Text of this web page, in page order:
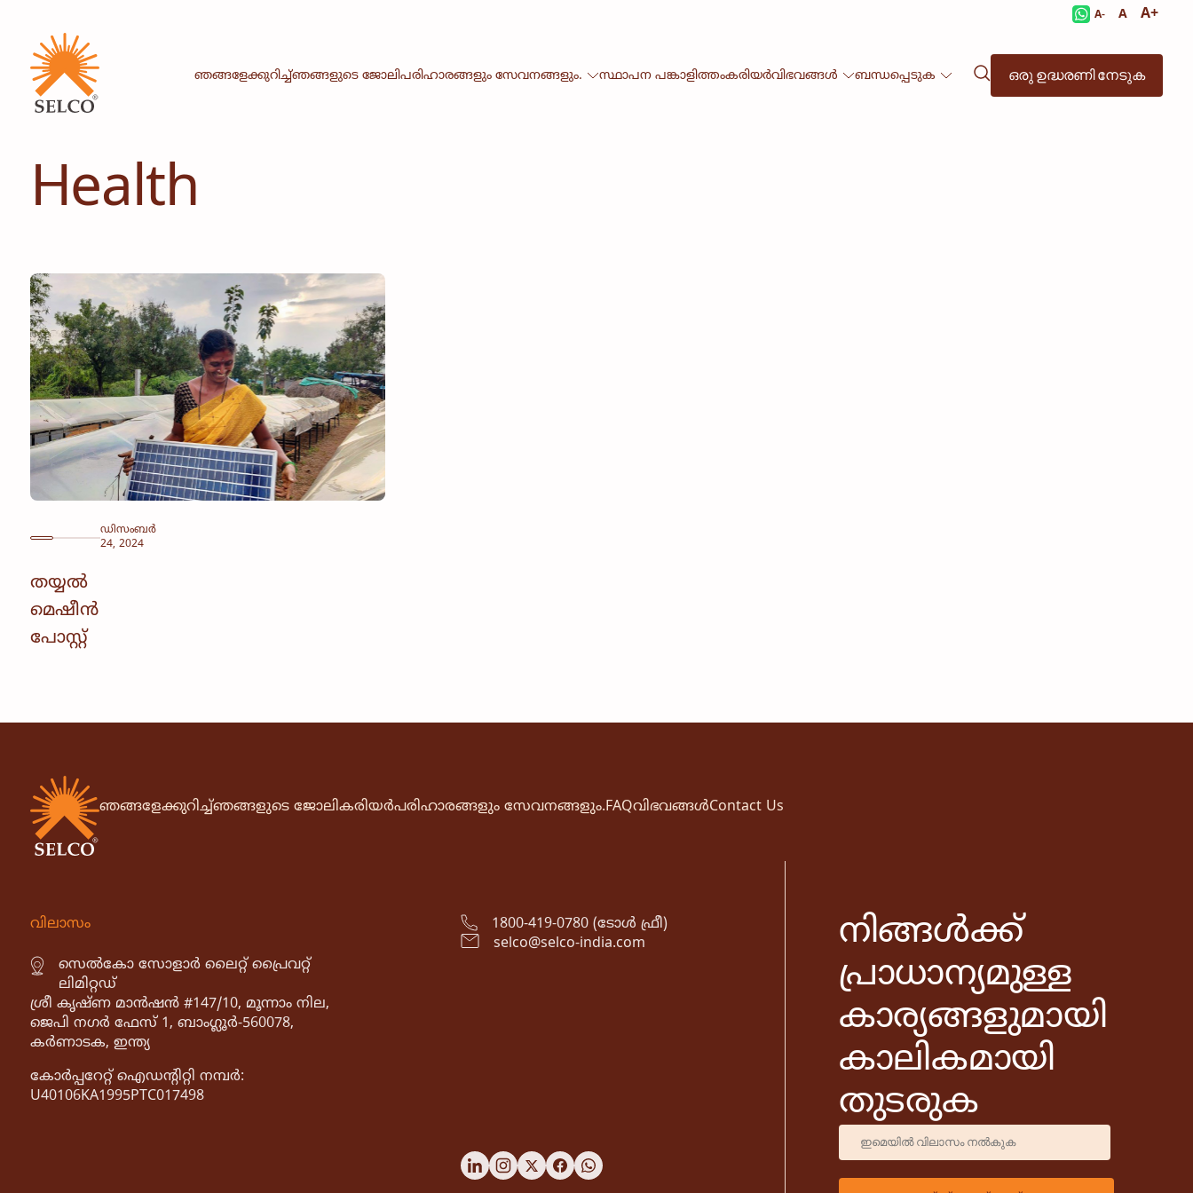
A- A A+
ഞങ്ങളേക്കുറിച്ച്ഞങ്ങളുടെ ജോലിപരിഹാരങ്ങളും സേവനങ്ങളും. സ്ഥാപന പങ്കാളിത്തംകരിയർവിഭവങ്ങൾ ബന്ധപ്പെടുക ഒരു ഉദ്ധരണി നേടുക
Health
ഡിസംബർ
24, 2024
തയ്യൽ
മെഷീൻ
പോസ്റ്റ്
ഞങ്ങളേക്കുറിച്ച്ഞങ്ങളുടെ ജോലികരിയർപരിഹാരങ്ങളും സേവനങ്ങളും.FAQവിഭവങ്ങൾContact Us
വിലാസം
സെൽകോ സോളാർ ലൈറ്റ് പ്രൈവറ്റ്
ലിമിറ്റഡ്
ശ്രീ കൃഷ്ണ മാൻഷൻ #147/10, മൂന്നാം നില,
ജെപി നഗർ ഫേസ് 1, ബാംഗ്ലൂർ-560078,
കർണാടക, ഇന്ത്യ
കോർപ്പറേറ്റ് ഐഡൻ്റിറ്റി നമ്പർ:
U40106KA1995PTC017498
1800-419-0780 (ടോൾ ഫ്രീ)
selco@selco-india.com
നിങ്ങൾക്ക്
പ്രാധാന്യമുള്ള
കാര്യങ്ങളുമായി
കാലികമായി
തുടരുക